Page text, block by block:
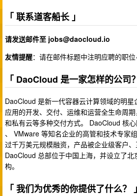
「联系道客船长」
请发送邮件至 jobs@daocloud.io
友情提醒：请在邮件标题中注明应聘的职位
「DaoCloud 是一家怎样的公司？
DaoCloud 是新一代容器云计算领域的明
应用的开发、交付、运维和运营全生命周
和私有云等多种交付方式。 DaoCloud 核
、 VMware 等知名企业的高管和技术专家
过千万美元规模融资，产品被企业级客户、
DaoCloud 总部位于中国上海，并设立了
构。
「我们为优秀的你提供了什么？ 」